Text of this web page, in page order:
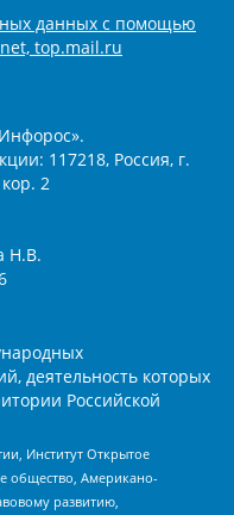
данных с помощью
top.mail.ru
117218, Россия, г.
2
Н.В.
деятельность которых
Российской
Институт Открытое
общество, Американо-
развитию,